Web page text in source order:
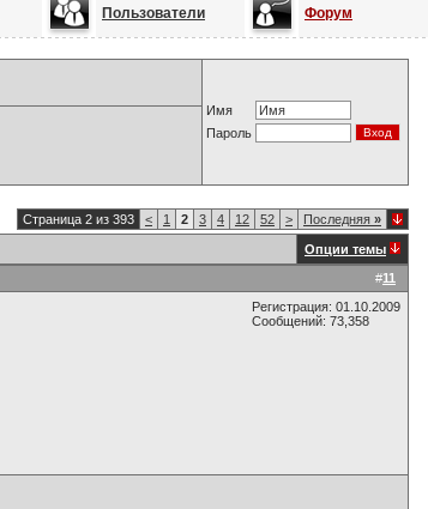
Пользователи Форум
Имя
Пароль
Страница 2 из 393 < 1 2 3 4 12 52 > Последняя »
Опции темы
#11
Регистрация: 01.10.2009
Сообщений: 73,358